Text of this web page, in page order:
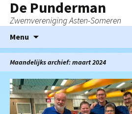
De Punderman
Zwemvereniging Asten-Someren
Menu
de
inhoud
Maandelijks archief: maart 2024